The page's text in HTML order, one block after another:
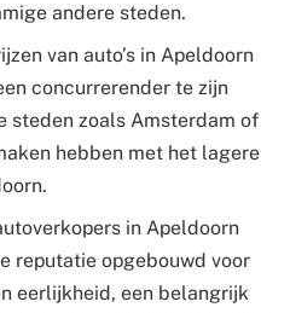
andere steden.
van auto’s in Apeldoorn
concurrerender te zijn
steden zoals Amsterdam of
hebben met het lagere
in Apeldoorn
reputatie opgebouwd voor
eerlijkheid, een belangrijk